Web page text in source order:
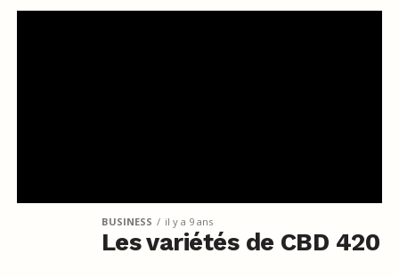
BUSINESS il y a 9 ans
Les variétés de CBD 420